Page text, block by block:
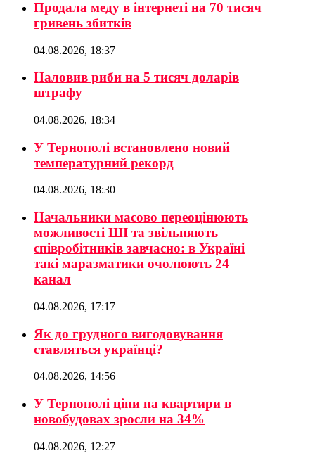
Продала меду в інтернеті на 70 тисяч
гривень збитків
04.08.2026, 18:37
Наловив риби на 5 тисяч доларів
штрафу
04.08.2026, 18:34
У Тернополі встановлено новий
температурний рекорд
04.08.2026, 18:30
Начальники масово переоцінюють
можливості ШІ та звільняють
співробітників завчасно: в Україні
такі маразматики очолюють 24
канал
04.08.2026, 17:17
Як до грудного вигодовування
ставляться українці?
04.08.2026, 14:56
У Тернополі ціни на квартири в
новобудовах зросли на 34%
04.08.2026, 12:27